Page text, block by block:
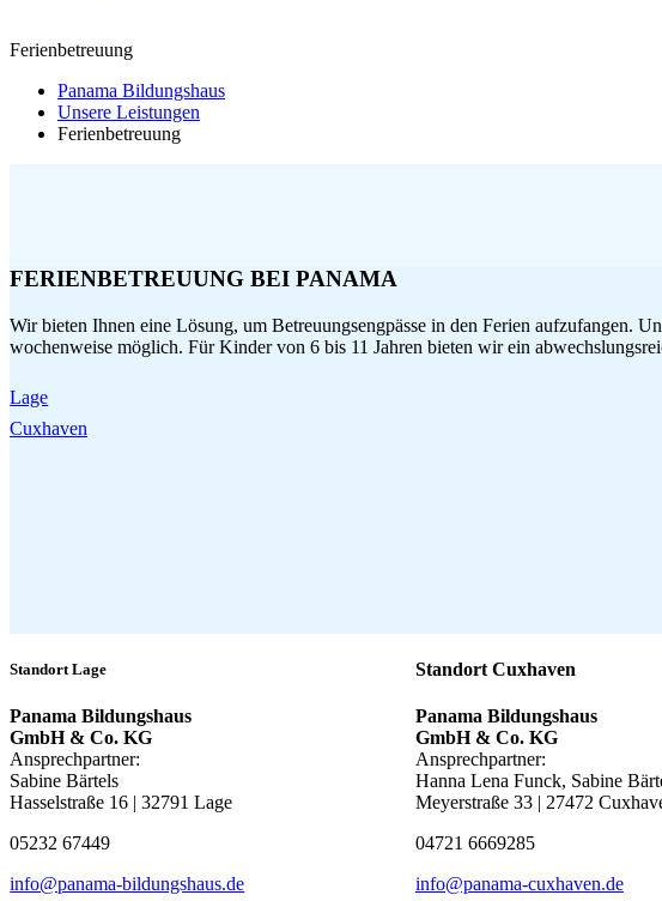
Ferienbetreuung
Panama Bildungshaus
Unsere Leistungen
Ferienbetreuung
FERIENBETREUUNG BEI PANAMA
Wir bieten Ihnen eine Lösung, um Betreuungsengpässe in den Ferien aufzufangen.
wochenweise möglich. Für Kinder von 6 bis 11 Jahren bieten wir ein
Lage
Cuxhaven
Standort Lage
Panama Bildungshaus
GmbH & Co. KG
Ansprechpartner:
Sabine Bärtels
Hasselstraße 16 | 32791 Lage
05232 67449
info@panama-bildungshaus.de
Standort Cuxhaven
Panama Bildungshaus
GmbH & Co. KG
Ansprechpartner:
Hanna Lena Funck, Sabine
Meyerstraße 33 | 27472
04721 6669285
info@panama-cuxhaven.de